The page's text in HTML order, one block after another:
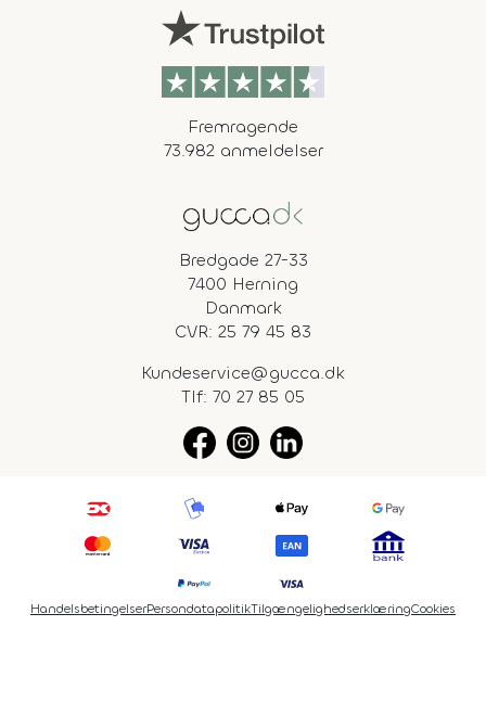
Fremragende
73.982 anmeldelser
Bredgade 27-33
7400 Herning
Danmark
CVR: 25 79 45 83
Kundeservice@gucca.dk
Tlf: 70 27 85 05
HandelsbetingelserPersondatapolitikTilgængelighedserklæringCookies